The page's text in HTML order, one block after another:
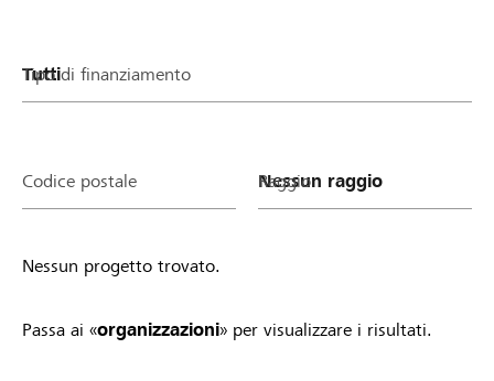
Tipo di finanziamento
Codice postale Raggio
Nessun progetto trovato.
Passa ai «organizzazioni» per visualizzare i risultati.